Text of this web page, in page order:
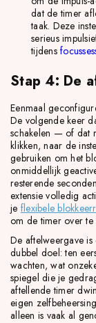
dat de timer
taak. Deze
serieus
tijdens
Stap 4: De
Eenmaal
De volgende keer
schakelen — of dat
klikken, naar de
gebruiken om het
onmiddellijk
resterende
extensie volledig
je flexibele
om de timer over
De aftelweergave
dubbel doel: ten
wachten, wat
spiegel die je
aftellende timer
eigen
alleen is vaak al